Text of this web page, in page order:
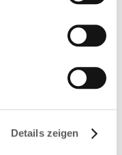
Details zeigen